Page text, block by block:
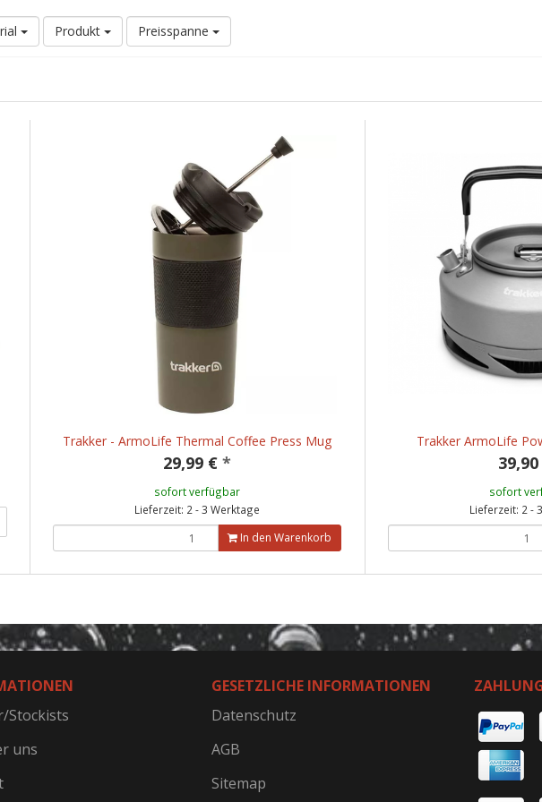
Produkt Preisspanne
Trakker - ArmoLife Thermal Coffee Press Mug
29,99 € *
sofort verfügbar
Lieferzeit: 2 - 3 Werktage
In den Warenkorb
Trakker ArmoLife
sofort
Lieferzeit: 2 -
Stockists
uns
GESETZLICHE INFORMATIONEN
Datenschutz
AGB
Sitemap